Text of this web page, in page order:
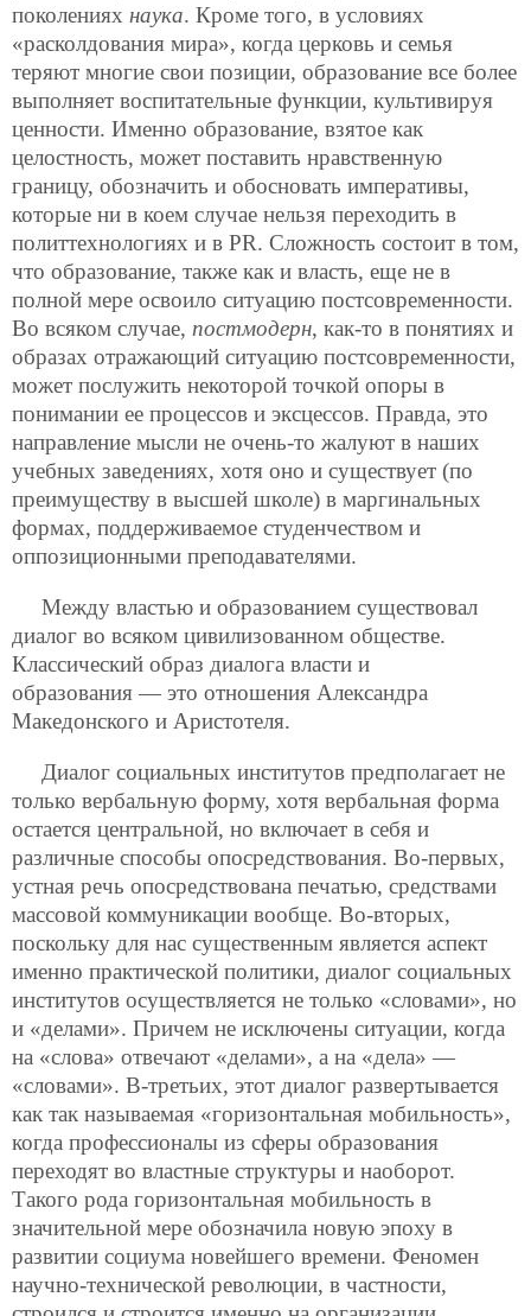
поколениях наука. Кроме того, в условиях
«расколдования мира», когда церковь и семья
теряют многие свои позиции, образование все более
выполняет воспитательные функции, культивируя
ценности. Именно образование, взятое как
целостность, может поставить нравственную
границу, обозначить и обосновать императивы,
которые ни в коем случае нельзя переходить в
политтехнологиях и в PR. Сложность состоит в том,
что образование, также как и власть, еще не в
полной мере освоило ситуацию постсовременности.
Во всяком случае, постмодерн, как-то в понятиях и
образах отражающий ситуацию постсовременности,
может послужить некоторой точкой опоры в
понимании ее процессов и эксцессов. Правда, это
направление мысли не очень-то жалуют в наших
учебных заведениях, хотя оно и существует (по
преимуществу в высшей школе) в маргинальных
формах, поддерживаемое студенчеством и
оппозиционными преподавателями.
Между властью и образованием существовал
диалог во всяком цивилизованном обществе.
Классический образ диалога власти и
образования — это отношения Александра
Македонского и Аристотеля.
Диалог социальных институтов предполагает не
только вербальную форму, хотя вербальная форма
остается центральной, но включает в себя и
различные способы опосредствования. Во-первых,
устная речь опосредствована печатью, средствами
массовой коммуникации вообще. Во-вторых,
поскольку для нас существенным является аспект
именно практической политики, диалог социальных
институтов осуществляется не только «словами», но
и «делами». Причем не исключены ситуации, когда
на «слова» отвечают «делами», а на «дела» —
«словами». В-третьих, этот диалог развертывается
как так называемая «горизонтальная мобильность»,
когда профессионалы из сферы образования
переходят во властные структуры и наоборот.
Такого рода горизонтальная мобильность в
значительной мере обозначила новую эпоху в
развитии социума новейшего времени. Феномен
научно-технической революции, в частности,